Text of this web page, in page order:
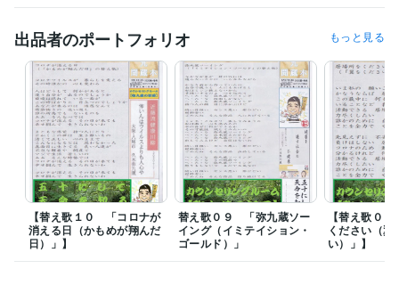
日商簿記検定三級 取得年 : 1996年
食品衛生責任者
ＭＯＳ検定Ｅｘｃｅｌ２００７
ＭＯＳ検定Ｗｏｒｄ２００７ 取得年 : 2011年
ＭＯＳ検定ＰｏｗｅｒＰｏｉｎｔ２００７ 取得年 : 2011年
ＭＯＳ検定Ａｃｃｅｓｓ２００７ 取得年 : 2014年
メンタルヘルスマネジメント検定Ⅲ種（セルフケア）
取得年 : 2017
年
メンタルヘルスマネジメント検定Ⅱ種（ラインケア）
取得年 : 2017
年
セルフ・カウンセリング普及協会 メンタルケア・アドバイザー
取
得年 : 2018年
日本カウンセリング普及協会 認定心理カウンセラー２級
取得年 : 2
019年
一般財団法人日本能力開発推進協会 産業心理カウンセラー
取得年 :
出品者のポートフォリオ もっと見る
【替え歌１０ 「コロナが
消える日（かもめが翔んだ
日）」】
替え歌０９ 「弥九蔵ソー
イング（イミテイション・
ゴールド）」
【替え歌０
ください（翼
い）」】